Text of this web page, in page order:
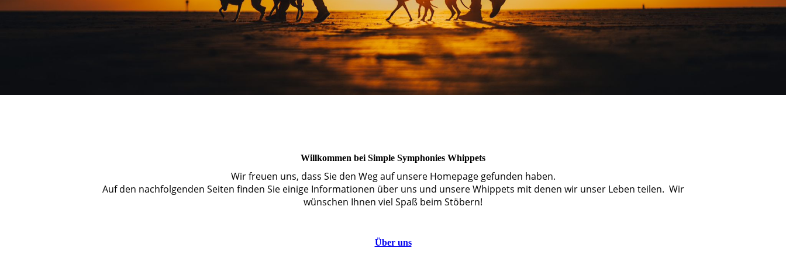
Willkommen bei Simple Symphonies Whippets
Wir freuen uns, dass Sie den Weg auf unsere Homepage gefunden haben.
Auf den nachfolgenden Seiten finden Sie einige Informationen über uns und unsere Whippets mit denen wir unser Leben teilen. Wir
wünschen Ihnen viel Spaß beim Stöbern!
Über uns